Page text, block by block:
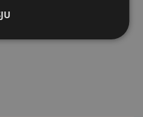
lõuna ja kohvipaus.